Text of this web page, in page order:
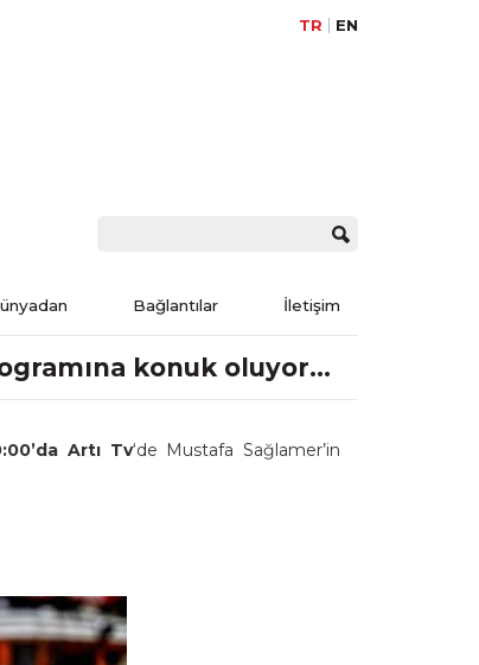
TR EN
Bağlantılar İletişim
konuk oluyor…
Artı Tv‘de Mustafa Sağlamer’in